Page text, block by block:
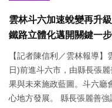
雲林斗六加速蛻變再升
鐵路立體化邁開關鍵一步
【記者陳信利／雲林報導
日)前進斗六市，由縣長張
果與未來施政藍圖。斗六廳
心地方發展。 縣長張麗善強